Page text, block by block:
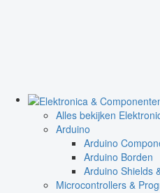
Alles bekijken
Arduino
Arduino
Arduino Borden
Arduino Shields
Microcontrollers &